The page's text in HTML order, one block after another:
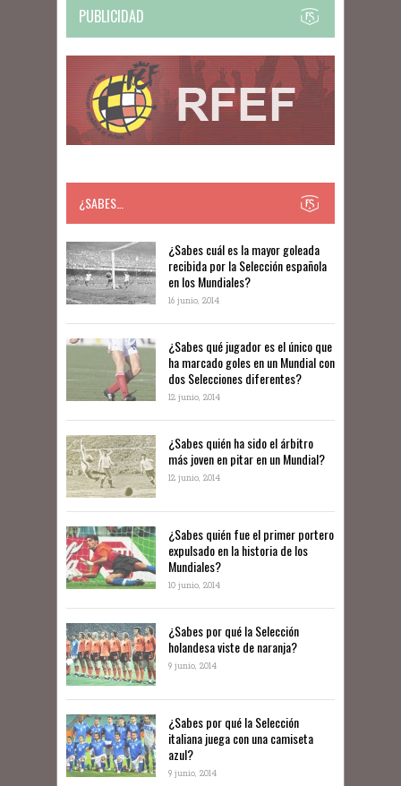
PUBLICIDAD
¿SABES…
​​¿Sabes cuál es la mayor goleada
recibida por la Selección española
en los Mundiales?
16 junio, 2014
¿Sabes qué jugador es el único que
ha marcado goles en un Mundial con
dos Selecciones diferentes?
12 junio, 2014
¿Sabes quién ha sido el árbitro
más joven en pitar en un Mundial?
12 junio, 2014
¿Sabes quién fue el primer portero
expulsado en la historia de los
Mundiales?
10 junio, 2014
​¿Sabes por qué la Selección
holandesa viste de naranja?
9 junio, 2014
¿Sabes por qué la Selección
italiana juega con una camiseta
azul?
9 junio, 2014